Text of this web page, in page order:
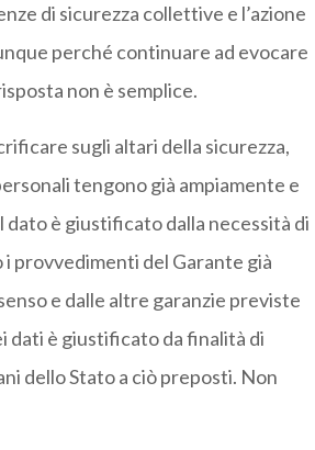
di sicurezza collettive e l’azione
perché continuare ad evocare
non è semplice.
sugli altari della sicurezza,
tengono già ampiamente e
è giustificato dalla necessità di
provvedimenti del Garante già
e dalle altre garanzie previste
dati è giustificato da finalità di
dello Stato a ciò preposti. Non